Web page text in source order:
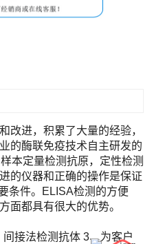
改进，积累了大量的经验，
的酶联免疫技术自主研发的
本定量检测抗原，定性检测
的仪器和正确的操作是保证
条件。ELISA检测的方便
面都具有很大的优势。
接法检测抗体 3、为客户